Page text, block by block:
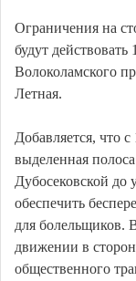
Ограничения на
будут
Волоколамского
Летная.
Добавляется, что
выделенная
Дубосековской
обеспечить
для болельщиков.
движении в
общественного